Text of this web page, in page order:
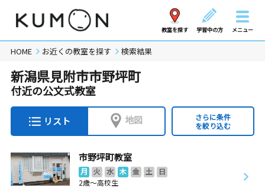
教室を探す 学習中の方 メニュー
HOME お近くの教室を探す 検索結果
新潟県見附市市野坪町
付近の公文式教室
リスト 地図
さらに条件
を絞り込む
市野坪町教室
月 火 水 木 金 土
日
2歳～高校生